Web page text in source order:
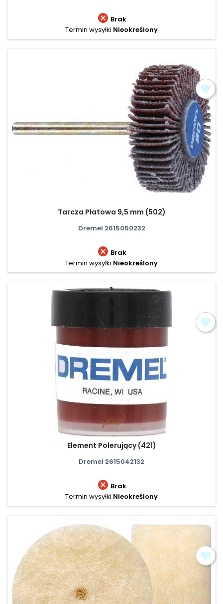
 Brak
Termin wysyłki Nieokreślony
Tarcza Płatowa 9,5 mm (502)
Dremel 2615050232
 Brak
Termin wysyłki Nieokreślony
Element Polerujący (421)
Dremel 2615042132
 Brak
Termin wysyłki Nieokreślony